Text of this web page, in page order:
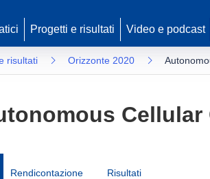
Progetti e risultati Video e podcast
risultati Orizzonte 2020
Rendicontazione Risultati